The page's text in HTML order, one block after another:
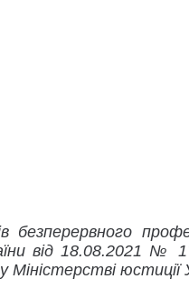
від 18.08.2021 №